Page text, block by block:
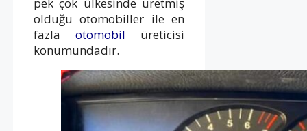
olduğu otomobiller ile en
fazlaotomobil üreticisi
konumundadır.